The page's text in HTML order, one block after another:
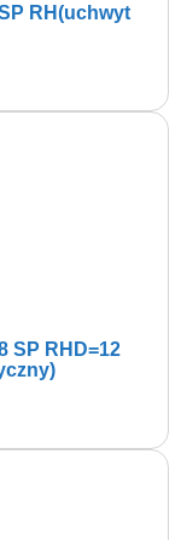
RH(uchwyt
SP RHD=12